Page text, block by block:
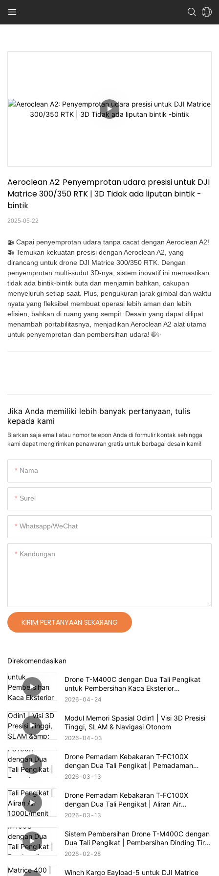
Aeroclean A2: Penyemprotan udara presisi untuk DJI
Matrice 300/350 RTK | 3D Tidak ada liputan bintik -
bintik
2025-05-22
🚁 Capai penyemprotan udara tanpa cacat dengan Aeroclean A2!
🚁 Temukan kekuatan presisi dengan Aeroclean A2, yang
dirancang untuk drone DJI Matrice 300/350 RTK. Dengan
penyemprotan multi-sudut 3D-nya, sistem inovatif ini memastikan
tidak ada bintik-bintik buta dan menjamin bahkan, cakupan
menyeluruh setiap saat. Plus, pengukuran jarak gimbal dan waktu
nyata yang fleksibel membuat operasi lebih aman dan lebih
efisien, bahkan di ruang yang sempit. Desain yang dapat dilipat
menambah portabilitasnya, menjadikan Aeroclean A2 alat utama
untuk penyemprotan dan pembersihan udara! 🌐✨
Jika Anda memiliki lebih banyak pertanyaan, tulis
kepada kami
Biarkan saja email atau nomor telepon Anda di formulir kontak sehingga
kami dapat mengirimkan penawaran gratis untuk berbagai desain kami!
Nama
Surel
Whatsapp/WeChat
Kandungan
KIRIM PERTANYAAN SEKARANG
Direkomendasikan
Drone T-M400C dengan Dua Tali Pengikat
untuk Pembersihan Kaca Eksterior
Perumahan Kelas Atas | Jangkauan 60m
2026 04 24
Modul Memori Spasial Odin1 | Visi 3D Presisi
Tinggi, SLAM & Navigasi Otonom
2026 04 03
Drone Pemadam Kebakaran T-FC100X
dengan Dua Tali Pengikat | Pemadaman
Kebakaran Gedung Tinggi hingga 100m
2026 03 13
Drone Pemadam Kebakaran T-FC100X
dengan Dua Tali Pengikat | Aliran Air
1000L/menit & Penyelamatan Kebakaran
2026 03 13
Sistem Pembersihan Drone T-M400C dengan
Dua Tali Pengikat | Pembersihan Dinding Tirai
Kaca Plaza Komersial
2026 02 28
Winch Kargo Eayload-5 untuk DJI Matrice